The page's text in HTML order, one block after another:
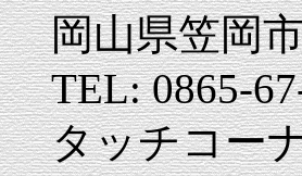
岡山県笠岡市
TEL:
タッチコーナ